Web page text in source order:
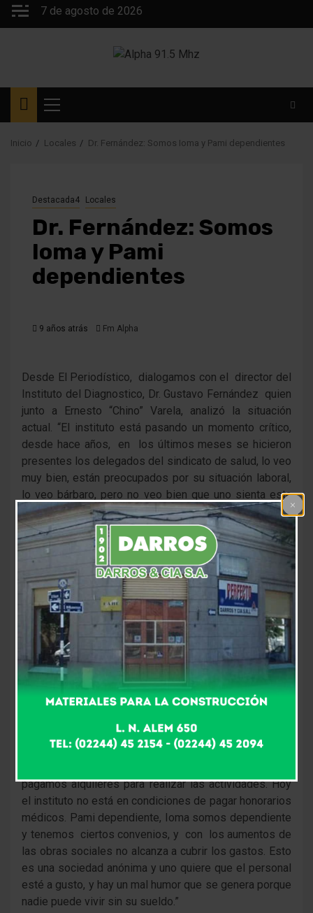
Saltar
7 de agosto de 2026
Menú
principal
Inicio Locales Dr. Fernández: Somos Ioma y Pami dependientes
Destacada4 Locales
Dr. Fernández: Somos
Ioma y Pami
dependientes
9 años atrás Fm Alpha
Desde El Periodístico, dialogamos con el director del
Instituto del Diagnostico, Dr. Gustavo Fernández quien
junto a Ernesto “Chino” Varela, analizó la situación
actual. “El instituto está pasando un momento crítico,
desde hace años, en los últimos meses se hicieron
presentes los delegados del sindicato de salud, lo veo
muy bien, están preocupados por su situación laboral,
lo veo bárbaro, pero no veo bien que uno sienta esta
presión y me tiene preocupado”.
El médico ingresó en el año `99, por lo tanto consideró
reconocer los reclamos de cada empleado y dijo “es
muy difícil cumplir cuando la parte económica
financiera no es justa; antes los sueldos de los
empleados se pagaron en dos o tres veces, ahora hay
un mayor reclamo desde que asumimos, se que deben
ser de un solo pago, pero el dinero no alcanza”.
Siempre fue así, mensualmente en cuotas, siempre fue
con retrasos y no teníamos reclamos.
Entre las medidas tienen previsto para este jueves una
Chavarría para “formalizar y encontrar un estrategia
para definir cómo continuamos con el Instituto. Los
pagamos alquileres para realizar las actividades. Hoy
el instituto no está en condiciones de pagar honorarios
médicos. Pami dependiente, Ioma somos dependiente
y tenemos ciertos convenios, y con los aumentos de
las obras sociales no alcanza a cubrir los gastos. Esto
es una sociedad anónima y uno quiere que el personal
esté a gusto, y hay un mal humor que se genera porque
nadie puede vivir sin su sueldo.”